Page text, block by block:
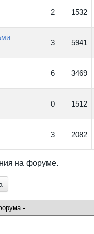
2 1532
3 5941
6 3469
0 1512
3 2082
на форуме.